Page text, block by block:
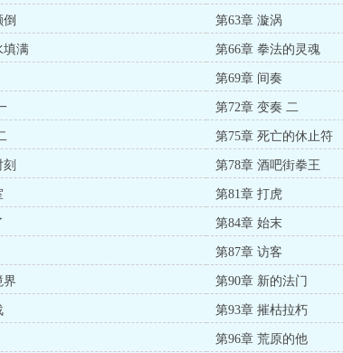
第63章 漩涡
填满 第66章 拳法的灵魂
第69章 间奏
第72章 变奏 二
第75章 死亡的休止符
第78章 酒吧街拳王
第81章 打虎
第84章 始末
第87章 访客
界 第90章 新的法门
第93章 摧枯拉朽
第96章 荒原的他